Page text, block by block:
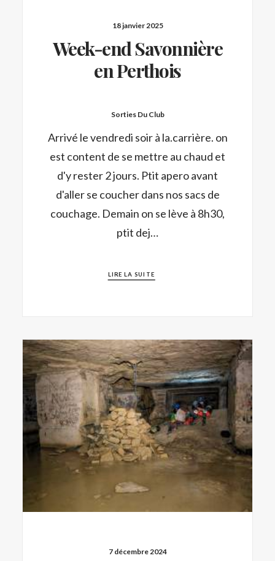
18 janvier 2025
Week-end Savonnière
en Perthois
Sorties Du Club
Arrivé le vendredi soir à la.carrière. on
est content de se mettre au chaud et
d'y rester 2 jours. Ptit apero avant
d'aller se coucher dans nos sacs de
couchage. Demain on se lève à 8h30,
ptit dej…
LIRE LA SUITE
7 décembre 2024